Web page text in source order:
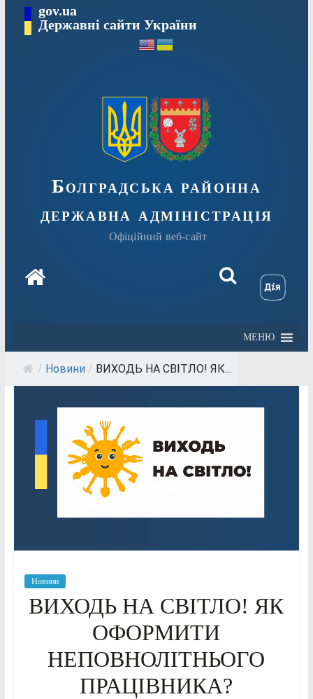
Перейтиgov.ua
Державні сайти України
Болградська районна
державна адміністрація
Офіційний веб-сайт
МЕНЮ
/ Новини / ВИХОДЬ НА СВІТЛО! ЯК...
Новини
ВИХОДЬ НА СВІТЛО! ЯК
ОФОРМИТИ
НЕПОВНОЛІТНЬОГО
ПРАЦІВНИКА?